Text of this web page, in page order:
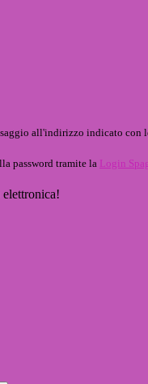
all'indirizzo indicato con
password tramite la Login